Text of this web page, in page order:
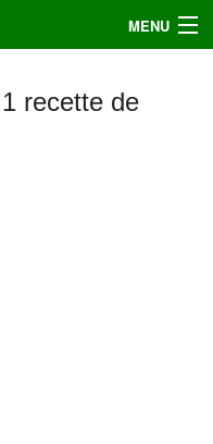
MENU
recette de